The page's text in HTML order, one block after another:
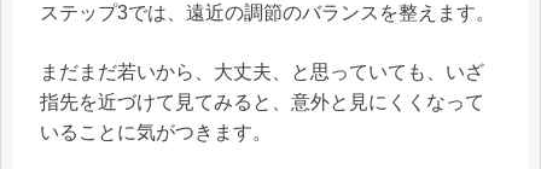
ステップ3では、遠近の調節のバランスを整えます。
まだまだ若いから、大丈夫、と思っていても、いざ
指先を近づけて見てみると、意外と見にくくなって
いることに気がつきます。